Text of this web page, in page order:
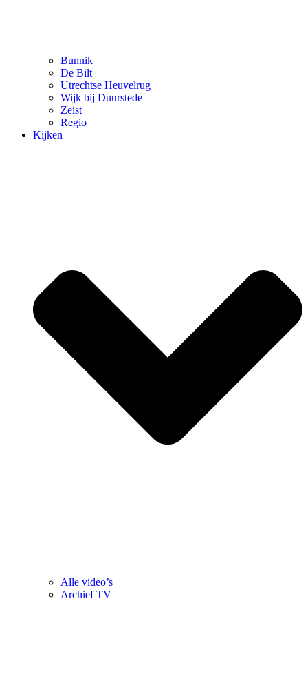
Bunnik
De Bilt
Utrechtse Heuvelrug
Wijk bij Duurstede
Zeist
Regio
Kijken
Alle video’s
Archief TV